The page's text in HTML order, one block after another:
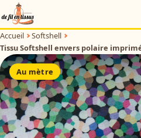
Accueil
Softshell
Tissu Softshell envers polaire
Au mètre